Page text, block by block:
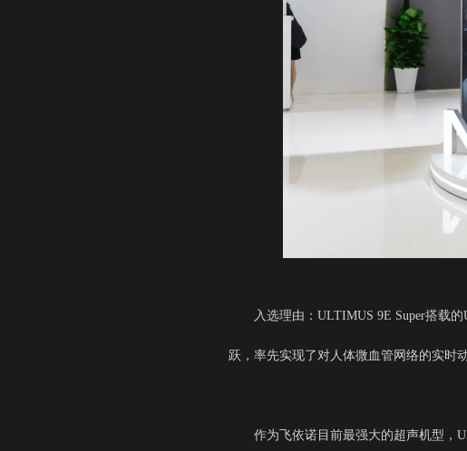
入选理由：ULTIMUS 9E Super搭载
跃，率先实现了对人体微血管网络的实时
作为飞依诺目前最强大的超声机型，